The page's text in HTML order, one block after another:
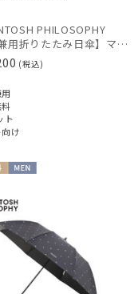
PHILOSOPHY
【晴雨兼用折りたたみ日傘】マッキントッシュ フィロソフィー (MACKINTOSH PHILOSOPHY) アンブレラモチーフ
(税込)
ト
け